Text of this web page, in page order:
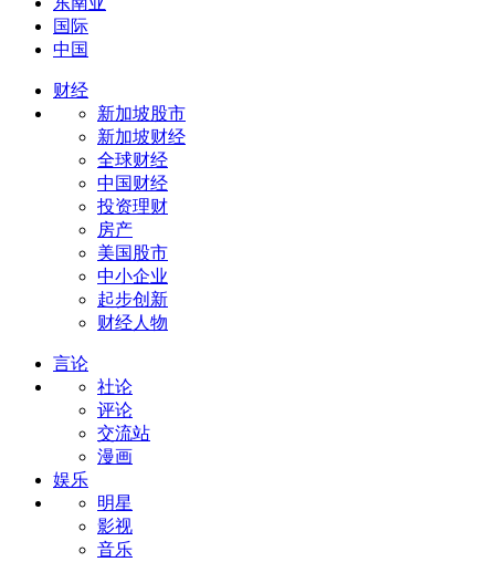
国际
中国
财经
新加坡股市
新加坡财经
全球财经
中国财经
投资理财
房产
美国股市
中小企业
起步创新
财经人物
言论
社论
评论
交流站
漫画
娱乐
明星
影视
音乐